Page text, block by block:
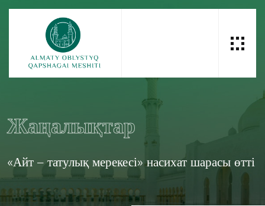
Жаңалықтар
«Айт – татулық мерекесі» насихат шарасы өтті